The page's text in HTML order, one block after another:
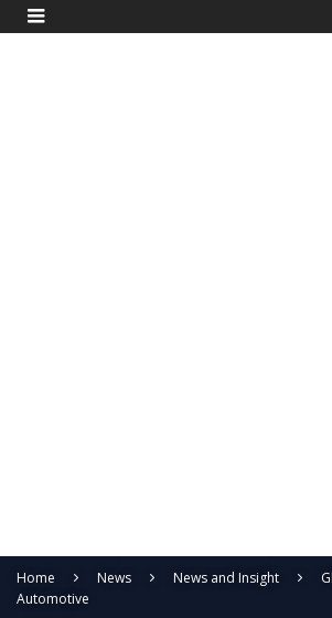
Home News News and Insight
Automotive